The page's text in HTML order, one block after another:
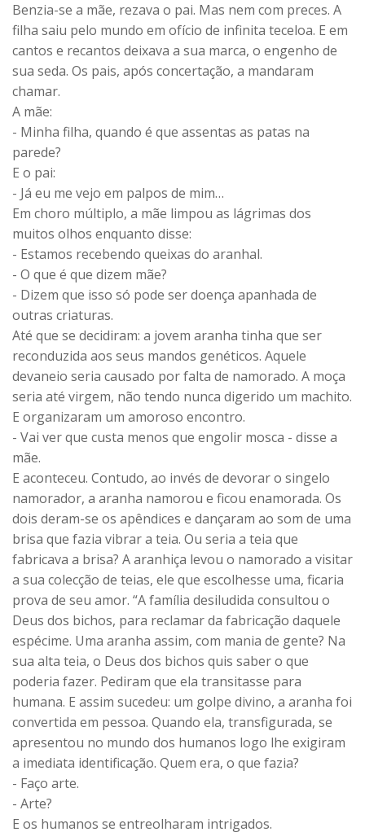
Benzia-se a mãe, rezava o pai. Mas nem com preces. A
filha saiu pelo mundo em ofício de infinita teceloa. E em
cantos e recantos deixava a sua marca, o engenho de
sua seda. Os pais, após concertação, a mandaram
chamar.
A mãe:
- Minha filha, quando é que assentas as patas na
parede?
E o pai:
- Já eu me vejo em palpos de mim…
Em choro múltiplo, a mãe limpou as lágrimas dos
muitos olhos enquanto disse:
- Estamos recebendo queixas do aranhal.
- O que é que dizem mãe?
- Dizem que isso só pode ser doença apanhada de
outras criaturas.
Até que se decidiram: a jovem aranha tinha que ser
reconduzida aos seus mandos genéticos. Aquele
devaneio seria causado por falta de namorado. A moça
seria até virgem, não tendo nunca digerido um machito.
E organizaram um amoroso encontro.
- Vai ver que custa menos que engolir mosca - disse a
mãe.
E aconteceu. Contudo, ao invés de devorar o singelo
namorador, a aranha namorou e ficou enamorada. Os
dois deram-se os apêndices e dançaram ao som de uma
brisa que fazia vibrar a teia. Ou seria a teia que
fabricava a brisa? A aranhiça levou o namorado a visitar
a sua colecção de teias, ele que escolhesse uma, ficaria
prova de seu amor. “A família desiludida consultou o
Deus dos bichos, para reclamar da fabricação daquele
espécime. Uma aranha assim, com mania de gente? Na
sua alta teia, o Deus dos bichos quis saber o que
poderia fazer. Pediram que ela transitasse para
humana. E assim sucedeu: um golpe divino, a aranha foi
convertida em pessoa. Quando ela, transfigurada, se
apresentou no mundo dos humanos logo lhe exigiram
a imediata identificação. Quem era, o que fazia?
- Faço arte.
- Arte?
E os humanos se entreolharam intrigados.